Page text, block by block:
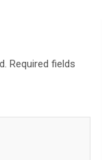
Required fields